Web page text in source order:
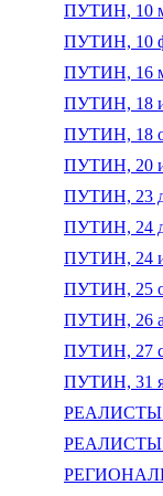
ПУТИН, 10
ПУТИН, 10
ПУТИН, 16
ПУТИН, 18
ПУТИН, 18
ПУТИН, 20
ПУТИН, 23
ПУТИН, 24
ПУТИН, 24
ПУТИН, 25
ПУТИН, 26
ПУТИН, 27
ПУТИН, 31
РЕАЛИСТЫ
РЕАЛИСТЫ